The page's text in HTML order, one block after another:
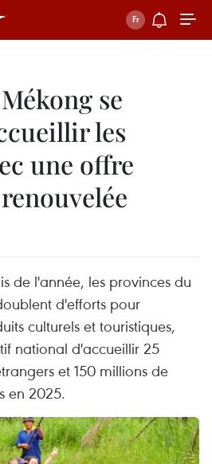
se
les
une offre
de l'année, les provinces du
d'efforts pour
culturels et touristiques,
national d'accueillir 25
et 150 millions de
en 2025.